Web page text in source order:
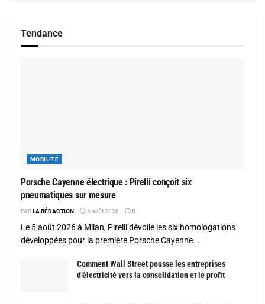
Tendance
MOBILITÉ
Porsche Cayenne électrique : Pirelli conçoit six
pneumatiques sur mesure
PARLA RÉDACTION 6 août 2026 0
Le 5 août 2026 à Milan, Pirelli dévoile les six homologations
développées pour la première Porsche Cayenne...
Comment Wall Street pousse les entreprises
d’électricité vers la consolidation et le profit